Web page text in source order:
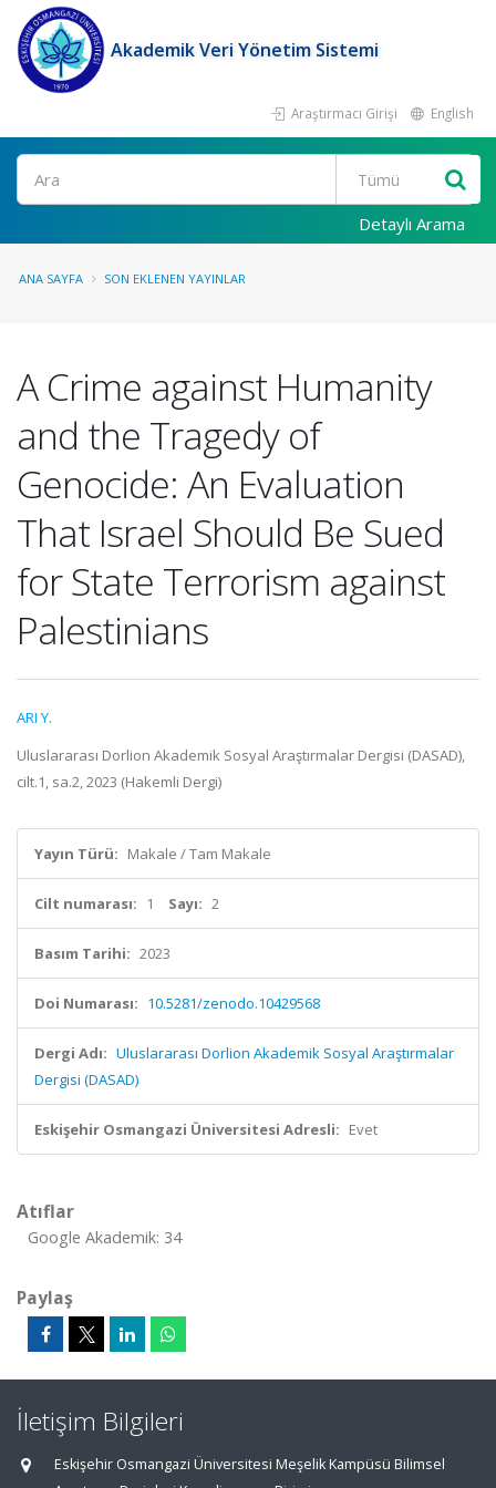
Akademik Veri Yönetim Sistemi
Araştırmacı Girişi English
Ara
Detaylı Arama
ANA SAYFA SON EKLENEN YAYINLAR
A Crime against Humanity
and the Tragedy of
Genocide: An Evaluation
That Israel Should Be Sued
for State Terrorism against
Palestinians
ARI Y.
Uluslararası Dorlion Akademik Sosyal Araştırmalar Dergisi (DASAD),
cilt.1, sa.2, 2023 (Hakemli Dergi)
Yayın Türü: Makale / Tam Makale
Cilt numarası: 1 Sayı: 2
Basım Tarihi: 2023
Doi Numarası: 10.5281/zenodo.10429568
Dergi Adı: Uluslararası Dorlion Akademik Sosyal Araştırmalar
Dergisi (DASAD)
Eskişehir Osmangazi Üniversitesi Adresli: Evet
Atıflar
Google Akademik: 34
Paylaş
İletişim Bilgileri
Eskişehir Osmangazi Üniversitesi Meşelik Kampüsü Bilimsel